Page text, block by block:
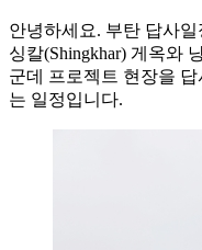
안녕하세요. 부탄 답사
싱칼(Shingkhar) 게옥와
군데 프로젝트 현장을
는 일정입니다.